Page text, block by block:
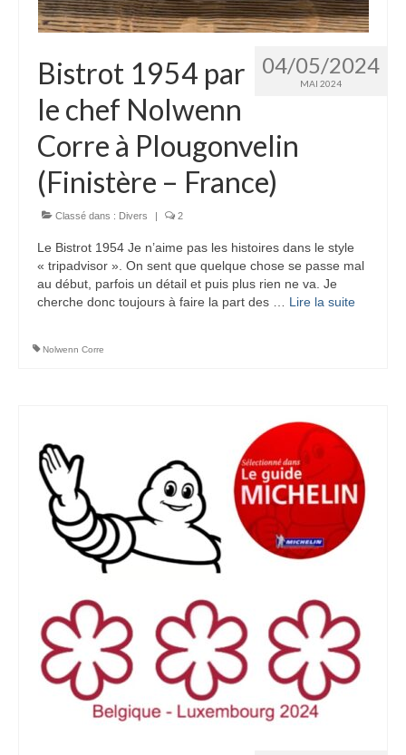
04/05/2024
MAI 2024
Bistrot 1954 par
le chef Nolwenn
Corre à Plougonvelin
(Finistère – France)
Classé dans : Divers 2
Le Bistrot 1954 Je n’aime pas les histoires dans le style
« tripadvisor ». On sent que quelque chose se passe mal
au début, parfois un détail et puis plus rien ne va. Je
cherche donc toujours à faire la part des … Lire la suite­­
Nolwenn Corre